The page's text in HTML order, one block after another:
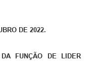
DE 2022.
FUNÇÃO DE LIDER